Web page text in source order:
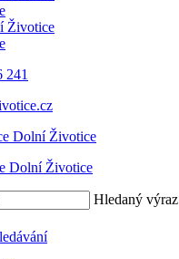
241
Dolní Životice
Dolní Životice
Hledaný výraz